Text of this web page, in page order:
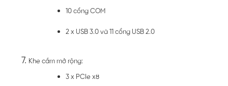
10 cổng COM
2 x USB 3.0 và 11 cổng USB 2.0
Khe cắm mở rộng:
3 x PCIe x8